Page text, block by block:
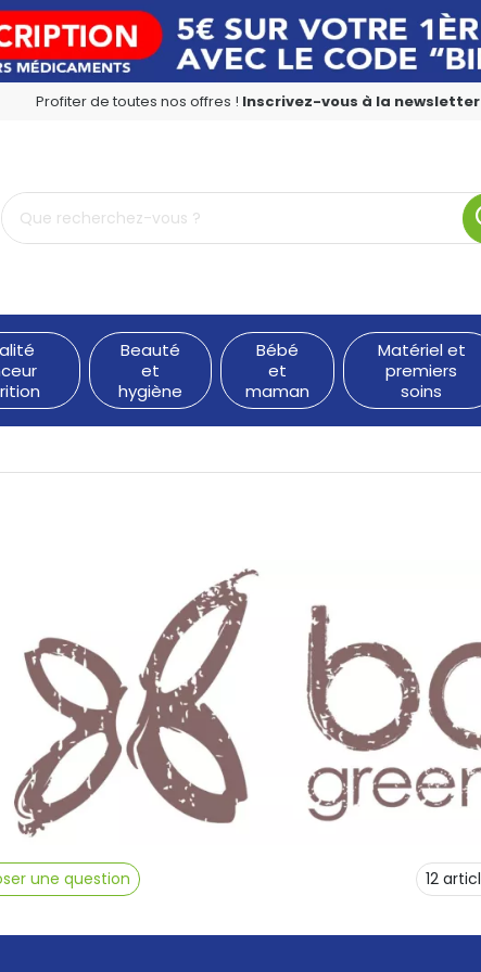
Profiter de toutes nos offres ! Inscrivez-vous à la newsletter
en ligne à votre service
Beauté
et
hygiène
Bébé
et
maman
Matériel et
premiers
soins
une question